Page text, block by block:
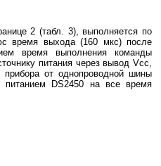
2 (табл. 3), выполняется по
время выхода (160 мкс) после
время выполнения команды
питания через вывод Vcc,
от однопроводной шины
DS2450 на все время